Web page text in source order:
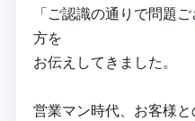
「ご認識の通りで問題
方を
お伝えしてきました。
営業マン時代、お客様